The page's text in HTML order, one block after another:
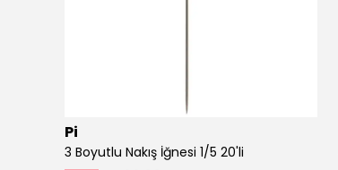
Pi
3 Boyutlu Nakış İğnesi 1/5 20'li